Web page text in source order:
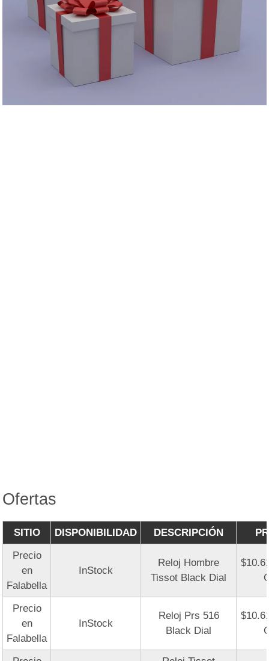
Ofertas
SITIO DISPONIBILIDAD DESCRIPCIÓN
Precio
en
Falabella
InStock
Reloj Hombre
Tissot Black Dial
Precio
en
Falabella
InStock
Reloj Prs 516
Black Dial